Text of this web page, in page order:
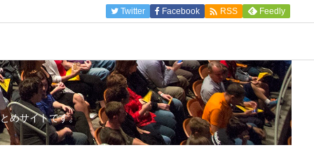
Twitter Facebook  RSS Feedly
めサイトです。